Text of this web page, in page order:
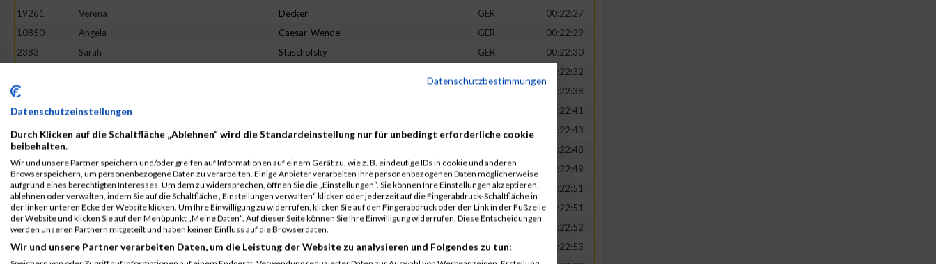
19261
Verena Decker GER
00:22:27
10850
Angela Caesar-Wendel GER
00:22:29
2383
Sarah Staschöfsky GER
00:22:30
00:22:32
10079
00:22:38
18862
Tineke
00:22:41
18205
Sandra Hermann GER
00:22:43
3475
00:22:48
16268
Lotte Lehmbruck GER
00:22:49
5049
Sabine Eim GER
00:22:51
7653
Franziska Flügge GER
00:22:51
1380
Jeanne Li Voß
00:22:52
6002
Julia Halberstadt GER
00:22:53
Datenschutzbestimmungen
Datenschutzeinstellungen
Durch Klicken auf die Schaltfläche „Ablehnen“ wird die Standardeinstellung nur für unbedingt erforderliche cookie
beibehalten.
Wir und unsere Partner speichern und/oder greifen auf Informationen auf einem Gerät zu, wie z. B. eindeutige IDs in cookie und anderen
Browserspeichern, um personenbezogene Daten zu verarbeiten. Einige Anbieter verarbeiten Ihre personenbezogenen Daten möglicherweise
aufgrund eines berechtigten Interesses. Um dem zu widersprechen, öffnen Sie die „Einstellungen“. Sie können Ihre Einstellungen akzeptieren,
ablehnen oder verwalten, indem Sie auf die Schaltfläche „Einstellungen verwalten“ klicken oder jederzeit auf die Fingerabdruck-Schaltfläche in
der linken unteren Ecke der Website klicken. Um Ihre Einwilligung zu widerrufen, klicken Sie auf den Fingerabdruck oder den Link in der Fußzeile
der Website und klicken Sie auf den Menüpunkt „Meine Daten“. Auf dieser Seite können Sie Ihre Einwilligung widerrufen. Diese Entscheidungen
werden unseren Partnern mitgeteilt und haben keinen Einfluss auf die Browserdaten.
Wir und unsere Partner verarbeiten Daten, um die Leistung der Website zu analysieren und Folgendes zu tun: